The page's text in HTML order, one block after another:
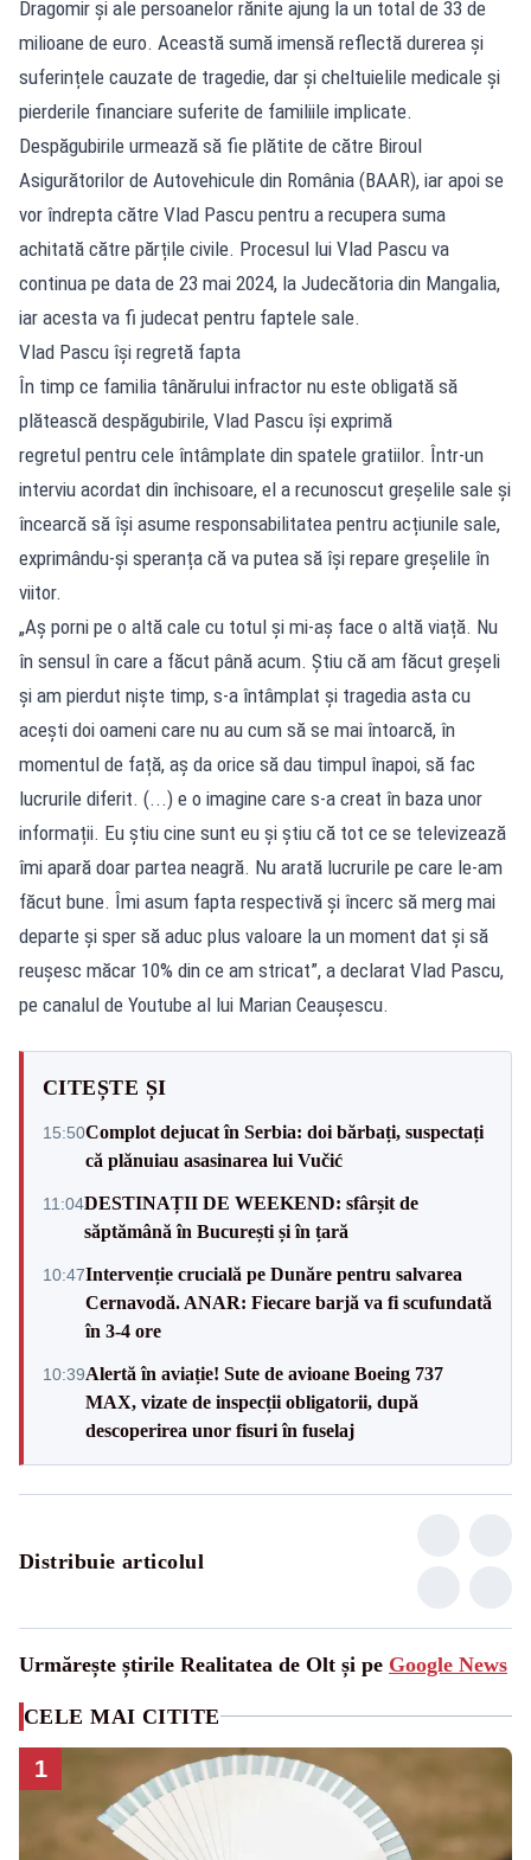
Dragomir și ale persoanelor rănite ajung la un total de 33 de
milioane de euro. Această sumă imensă reflectă durerea și
suferințele cauzate de tragedie, dar și cheltuielile medicale și
pierderile financiare suferite de familiile implicate.
Despăgubirile urmează să fie plătite de către Biroul
Asigurătorilor de Autovehicule din România (BAAR), iar apoi se
vor îndrepta către Vlad Pascu pentru a recupera suma
achitată către părțile civile. Procesul lui Vlad Pascu va
continua pe data de 23 mai 2024, la Judecătoria din Mangalia,
iar acesta va fi judecat pentru faptele sale.
Vlad Pascu își regretă fapta
În timp ce familia tânărului infractor nu este obligată să
plătească despăgubirile, Vlad Pascu își exprimă
regretul pentru cele întâmplate din spatele gratiilor. Într-un
interviu acordat din închisoare, el a recunoscut greșelile sale și
încearcă să își asume responsabilitatea pentru acțiunile sale,
exprimându-și speranța că va putea să își repare greșelile în
viitor.
„Aș porni pe o altă cale cu totul și mi-aș face o altă viață. Nu
în sensul în care a făcut până acum. Știu că am făcut greșeli
și am pierdut niște timp, s-a întâmplat și tragedia asta cu
acești doi oameni care nu au cum să se mai întoarcă, în
momentul de față, aș da orice să dau timpul înapoi, să fac
lucrurile diferit. (...) e o imagine care s-a creat în baza unor
informații. Eu știu cine sunt eu și știu că tot ce se televizează
îmi apară doar partea neagră. Nu arată lucrurile pe care le-am
făcut bune. Îmi asum fapta respectivă și încerc să merg mai
departe și sper să aduc plus valoare la un moment dat și să
reușesc măcar 10% din ce am stricat”, a declarat Vlad Pascu,
pe canalul de Youtube al lui Marian Ceaușescu.
CITEȘTE ȘI
15:50Complot dejucat în Serbia: doi bărbați, suspectați
că plănuiau asasinarea lui Vučić
11:04DESTINAȚII DE WEEKEND: sfârșit de
săptămână în București și în țară
10:47Intervenție crucială pe Dunăre pentru salvarea
Cernavodă. ANAR: Fiecare barjă va fi scufundată
în 3-4 ore
10:39Alertă în aviație! Sute de avioane Boeing 737
MAX, vizate de inspecții obligatorii, după
descoperirea unor fisuri în fuselaj
Distribuie articolul
Urmărește știrile Realitatea de Olt și pe Google News
CELE MAI CITITE
1